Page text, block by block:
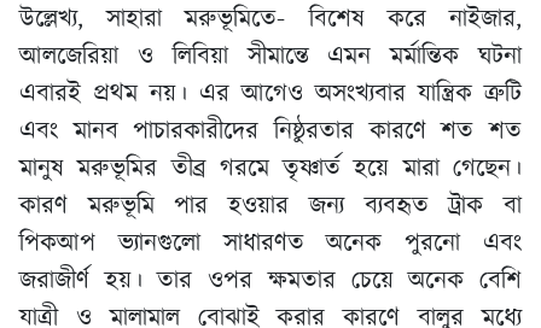
উল্লেখ্য, সাহারা মরুভূমিতে- বিশেষ করে নাইজার,
আলজেরিয়া ও লিবিয়া সীমান্তে এমন মর্মান্তিক ঘটনা
এবারই প্রথম নয়। এর আগেও অসংখ্যবার যান্ত্রিক ত্রুটি
এবং মানব পাচারকারীদের নিষ্ঠুরতার কারণে শত শত
মানুষ মরুভূমির তীব্র গরমে তৃষ্ণার্ত হয়ে মারা গেছেন।
কারণ মরুভূমি পার হওয়ার জন্য ব্যবহৃত ট্রাক বা
পিকআপ ভ্যানগুলো সাধারণত অনেক পুরনো এবং
জরাজীর্ণ হয়। তার ওপর ক্ষমতার চেয়ে অনেক বেশি
যাত্রী ও মালামাল বোঝাই করার কারণে বালুর মধ্যে